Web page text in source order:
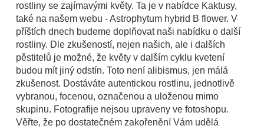
rostliny se zajímavými květy. Ta je v nabídce Kaktusy,
také na našem webu - Astrophytum hybrid B flower. V
příštích dnech budeme doplňovat naši nabídku o další
rostliny. Dle zkušeností, nejen našich, ale i dalších
pěstitelů je možné, že květy v dalším cyklu kvetení
budou mít jiný odstín. Toto není alibismus, jen málá
zkušenost. Dostáváte autentickou rostlinu, jednotlivě
vybranou, focenou, označenou a uloženou mimo
skupinu. Fotografije nejsou upraveny ve fotoshopu.
Věřte, že po dostatečném zakořenění Vám udělá